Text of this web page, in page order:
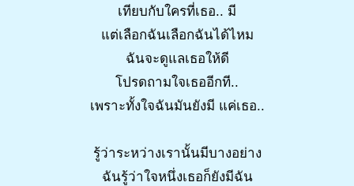
เทียบกับใครที่เธอ.. มี
แต่เลือกฉันเลือกฉันได้ไหม
ฉันจะดูแลเธอให้ดี
โปรดถามใจเธออีกที..
เพราะทั้งใจฉันมันยังมี แค่เธอ..
รู้ว่าระหว่างเรานั้นมีบางอย่าง
ฉันรู้ว่าใจหนึ่งเธอก็ยังมีฉัน